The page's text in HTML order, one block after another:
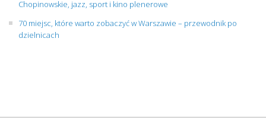
Chopinowskie, jazz, sport i kino plenerowe
70 miejsc, które warto zobaczyć w Warszawie – przewodnik po
dzielnicach